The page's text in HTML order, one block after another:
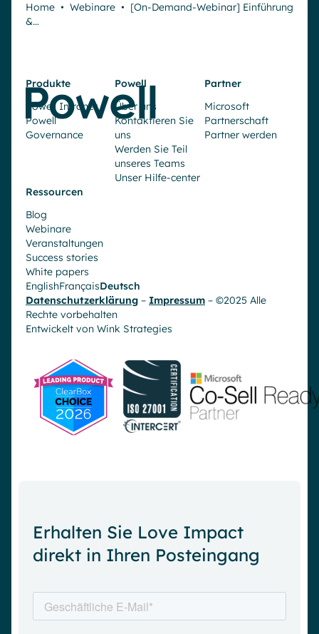
Home • Webinare • [On-Demand-Webinar] Einführung
&…
Produkte
Powell Intranet
Powell
Governance
Powell
Über uns
Kontaktieren Sie
uns
Werden Sie Teil
unseres Teams
Unser Hilfe-center
Partner
Microsoft
Partnerschaft
Partner werden
Ressourcen
Blog
Webinare
Veranstaltungen
Success stories
White papers
EnglishFrançaisDeutsch
Datenschutzerklärung – Impressum – ©2025 Alle
Rechte vorbehalten
Entwickelt von Wink Strategies
Erhalten Sie Love Impact
direkt in Ihren Posteingang